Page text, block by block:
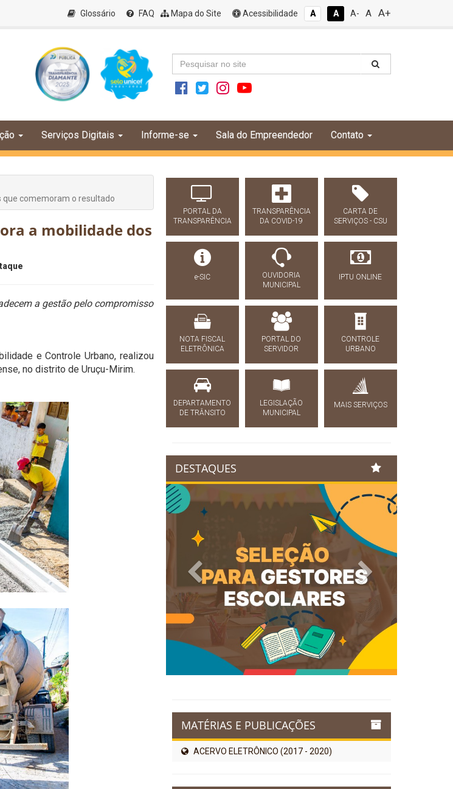
Glossário FAQ Mapa do Site Acessibilidade A A A- A A+
Serviços Digitais Informe-se Sala do Empreendedor Contato
que comemoram o resultado
a mobilidade dos
a gestão pelo compromisso
e Controle Urbano, realizou
no distrito de Uruçu-Mirim.
PORTAL DA
TRANSPARÊNCIA
TRANSPARÊNCIA
DA COVID-19
CARTA DE
SERVIÇOS - CSU
e-SIC
OUVIDORIA
MUNICIPAL
IPTU ONLINE
NOTA FISCAL
ELETRÔNICA
PORTAL DO
SERVIDOR
CONTROLE
URBANO
DEPARTAMENTO
DE TRÂNSITO
LEGISLAÇÃO
MUNICIPAL
MAIS SERVIÇOS
DESTAQUES
Previous Next
MATÉRIAS E PUBLICAÇÕES
ACERVO ELETRÔNICO (2017 - 2020)